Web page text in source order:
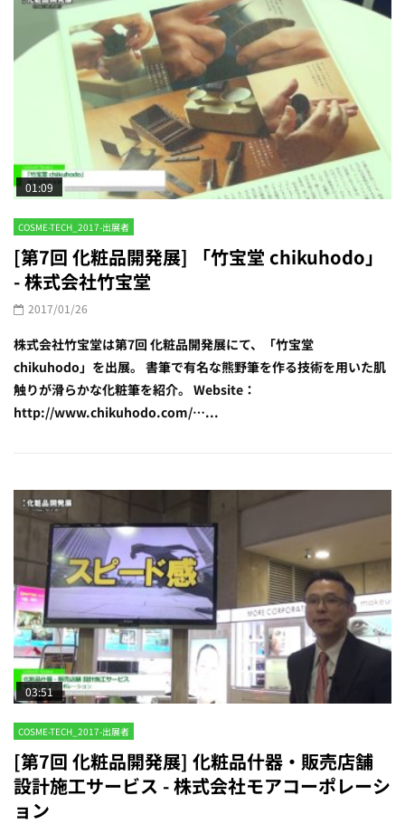
01:09
COSME-TECH_2017-出展者
[第7回 化粧品開発展] 「竹宝堂 chikuhodo」
- 株式会社竹宝堂
2017/01/26
株式会社竹宝堂は第7回 化粧品開発展にて、「竹宝堂
chikuhodo」を出展。 書筆で有名な熊野筆を作る技術を用いた肌
触りが滑らかな化粧筆を紹介。 Website：
http://www.chikuhodo.com/…...
03:51
COSME-TECH_2017-出展者
[第7回 化粧品開発展] 化粧品什器・販売店舗
設計施工サービス - 株式会社モアコーポレーシ
ョン